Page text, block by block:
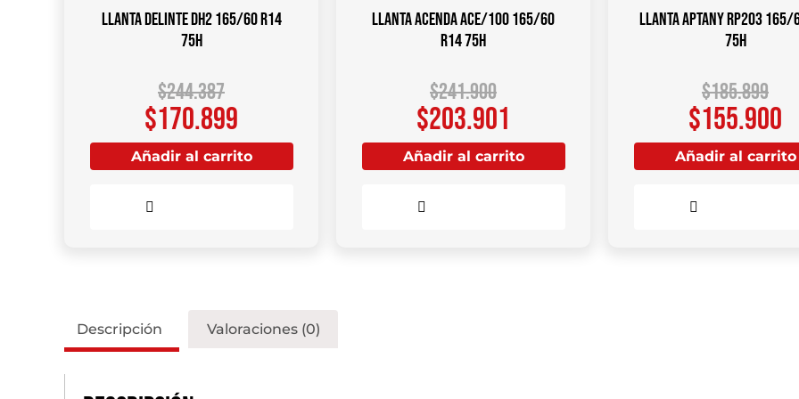
Llanta DELINTE DH2 165/60 R14
75H
$244.387
$170.899
Añadir al carrito
Llanta ACENDA ACE/100 165/60
R14 75H
$241.900
$203.901
Añadir al carrito
Llanta APTANY RP203 165/
75H
$185.899
$155.900
Añadir al carrito
Descripción Valoraciones (0)